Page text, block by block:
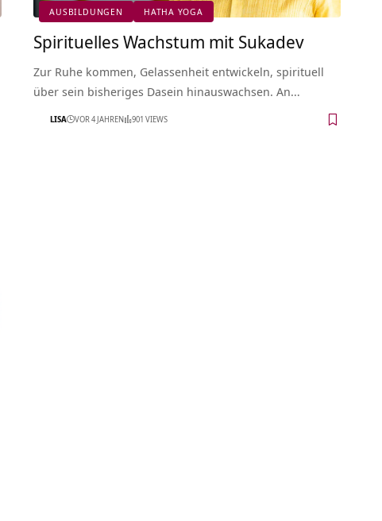
AUSBILDUNGEN HATHA YOGA
Spirituelles Wachstum mit Sukadev
Zur Ruhe kommen, Gelassenheit entwickeln, spirituell
über sein bisheriges Dasein hinauswachsen. An…
LISA VOR 4 JAHREN 901 VIEWS